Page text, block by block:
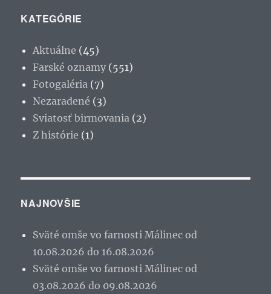
KATEGÓRIE
Aktuálne (45)
Farské oznamy (551)
Fotogaléria (7)
Nezaradené (3)
Sviatosť birmovania (2)
Z histórie (1)
NAJNOVŠIE
Sväté omše vo farnosti Málinec od
10.08.2026 do 16.08.2026
Sväté omše vo farnosti Málinec od
03.08.2026 do 09.08.2026